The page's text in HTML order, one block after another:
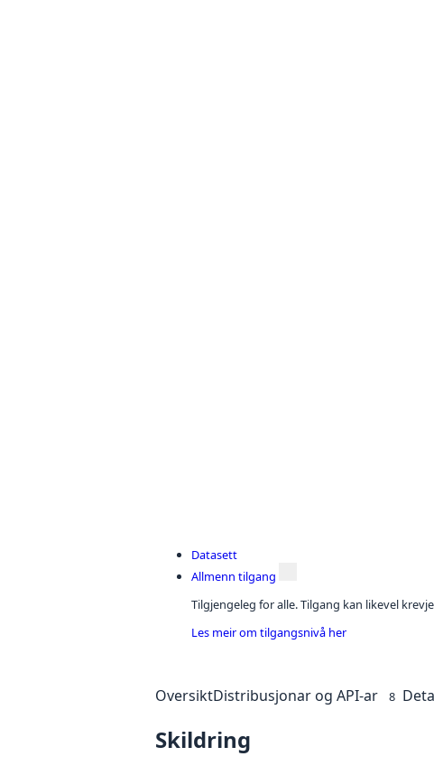
Datasett
Allmenn tilgang
Tilgjengeleg for alle. Tilgang kan likevel
Les meir om tilgangsnivå her
OversiktDistribusjonar og API-ar 8
Skildring